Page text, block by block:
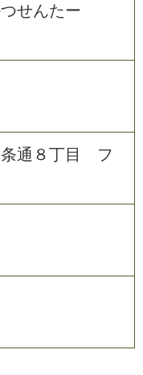
せんたー
条通８丁目 フ